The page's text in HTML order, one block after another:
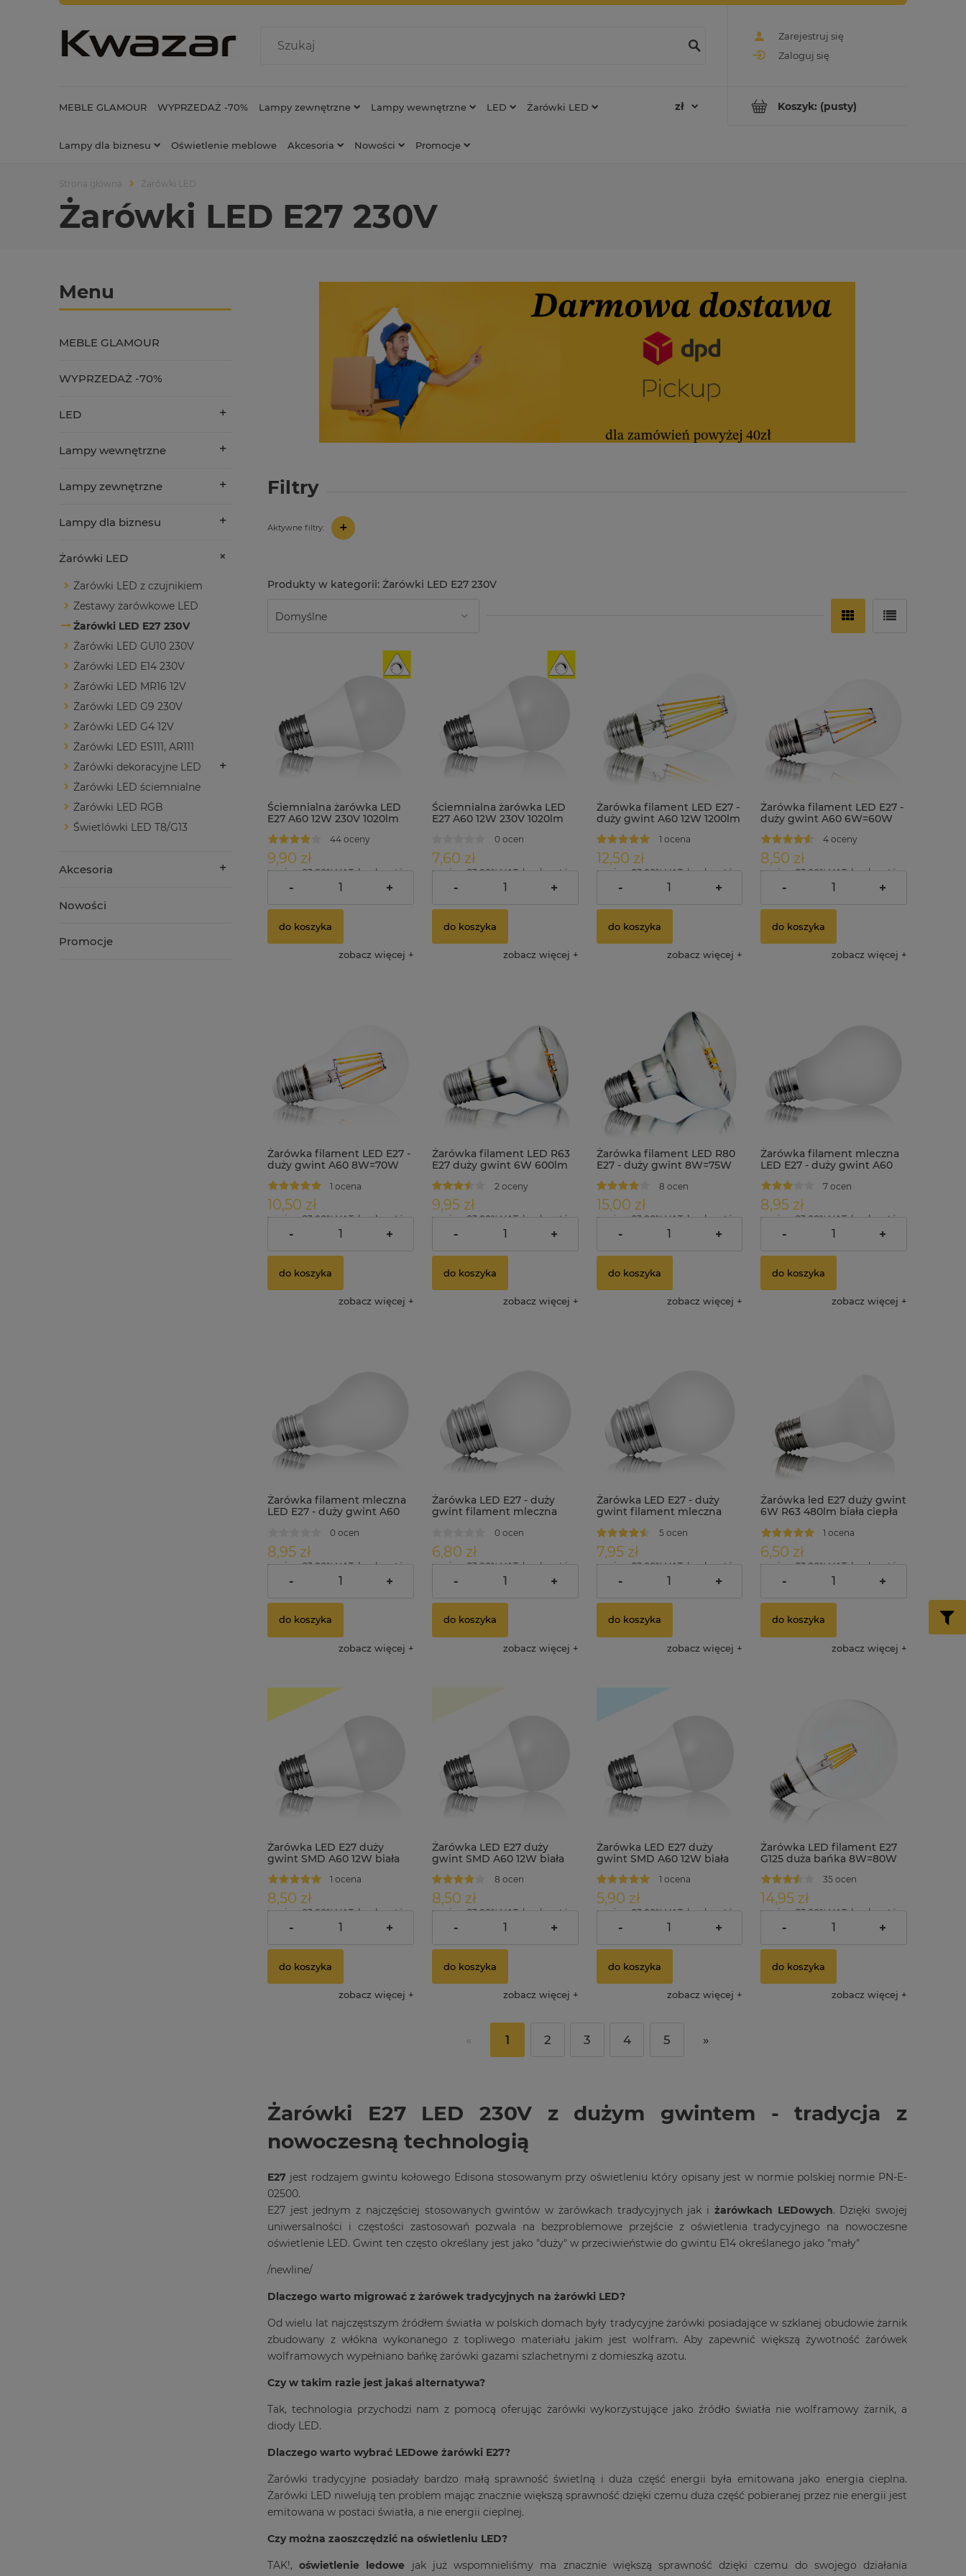
Zarejestruj się
Zaloguj się
Koszyk: (pusty)
MEBLE GLAMOUR WYPRZEDAŻ -70% Lampy zewnętrzne Lampy wewnętrzne LED Żarówki LED
Lampy dla biznesu Oświetlenie meblowe Akcesoria Nowości Promocje
Strona główna Żarówki LED
Żarówki LED E27 230V
Menu
MEBLE GLAMOUR
WYPRZEDAŻ -70%
LED
Lampy wewnętrzne
Lampy zewnętrzne
Lampy dla biznesu
Żarówki LED
Żarówki LED z czujnikiem
Zestawy żarówkowe LED
Żarówki LED E27 230V
Żarówki LED GU10 230V
Żarówki LED E14 230V
Żarówki LED MR16 12V
Żarówki LED G9 230V
Żarówki LED G4 12V
Żarówki LED ES111, AR111
Żarówki dekoracyjne LED
Żarówki LED ściemnialne
Żarówki LED RGB
Świetlówki LED T8/G13
Akcesoria
Nowości
Promocje
Filtry
Aktywne filtry: +
Żarówki LED E27 230V
Ściemnialna żarówka LED
E27 A60 12W 230V 1020lm
44 oceny
9,90 zł
zawiera 23.00% VAT, bez kosztów
dostawy
- +
do koszyka
zobacz więcej
Ściemnialna żarówka LED
E27 A60 12W 230V 1020lm
0 ocen
7,60 zł
zawiera 23.00% VAT, bez kosztów
dostawy
- +
do koszyka
zobacz więcej
Żarówka filament LED E27 -
duży gwint A60 12W 1200lm
1 ocena
12,50 zł
zawiera 23.00% VAT, bez kosztów
dostawy
- +
do koszyka
zobacz więcej
Żarówka filament LED E27 -
duży gwint A60 6W=60W
4 oceny
8,50 zł
zawiera 23.00% VAT, bez kosztów
dostawy
- +
do koszyka
zobacz więcej
Żarówka filament LED E27 -
duży gwint A60 8W=70W
1 ocena
10,50 zł
zawiera 23.00% VAT, bez kosztów
dostawy
- +
do koszyka
zobacz więcej
Żarówka filament LED R63
E27 duży gwint 6W 600lm
2 oceny
9,95 zł
zawiera 23.00% VAT, bez kosztów
dostawy
- +
do koszyka
zobacz więcej
Żarówka filament LED R80
E27 - duży gwint 8W=75W
8 ocen
15,00 zł
zawiera 23.00% VAT, bez kosztów
dostawy
- +
do koszyka
zobacz więcej
Żarówka filament mleczna
LED E27 - duży gwint A60
7 ocen
8,95 zł
zawiera 23.00% VAT, bez kosztów
dostawy
- +
do koszyka
zobacz więcej
Żarówka filament mleczna
LED E27 - duży gwint A60
0 ocen
8,95 zł
zawiera 23.00% VAT, bez kosztów
- +
do koszyka
zobacz więcej
Żarówka LED E27 - duży
gwint filament mleczna
0 ocen
6,80 zł
zawiera 23.00% VAT, bez kosztów
- +
do koszyka
zobacz więcej
Żarówka LED E27 - duży
gwint filament mleczna
5 ocen
7,95 zł
zawiera 23.00% VAT, bez kosztów
- +
do koszyka
zobacz więcej
Żarówka led E27 duży gwint
6W R63 480lm biała ciepła
1 ocena
6,50 zł
zawiera 23.00% VAT, bez kosztów
- +
do koszyka
zobacz więcej
Żarówka LED E27 duży
gwint SMD A60 12W biała
1 ocena
8,50 zł
zawiera 23.00% VAT, bez kosztów
dostawy
- +
do koszyka
zobacz więcej
Żarówka LED E27 duży
gwint SMD A60 12W biała
8 ocen
8,50 zł
zawiera 23.00% VAT, bez kosztów
dostawy
- +
do koszyka
zobacz więcej
Żarówka LED E27 duży
gwint SMD A60 12W biała
1 ocena
5,90 zł
zawiera 23.00% VAT, bez kosztów
dostawy
- +
do koszyka
zobacz więcej
Żarówka LED filament E27
G125 duża bańka 8W=80W
35 ocen
14,95 zł
zawiera 23.00% VAT, bez kosztów
dostawy
- +
do koszyka
zobacz więcej
« 1 2 3 4 5 »
Żarówki E27 LED 230V z dużym gwintem - tradycja z
nowoczesną technologią
E27 jest rodzajem gwintu kołowego Edisona stosowanym przy oświetleniu który opisany jest w normie polskiej normie PN-E-
02500.
E27 jest jednym z najczęściej stosowanych gwintów w żarówkach tradycyjnych jak i żarówkach LEDowych. Dzięki swojej
uniwersalności i częstości zastosowań pozwala na bezproblemowe przejście z oświetlenia tradycyjnego na nowoczesne
oświetlenie LED. Gwint ten często określany jest jako "duży" w przeciwieństwie do gwintu E14 określanego jako "mały"
/newline/
Dlaczego warto migrować z żarówek tradycyjnych na żarówki LED?
Od wielu lat najczęstszym źródłem światła w polskich domach były tradycyjne żarówki posiadające w szklanej obudowie żarnik
zbudowany z włókna wykonanego z topliwego materiału jakim jest wolfram. Aby zapewnić większą żywotność żarówek
wolframowych wypełniano bańkę żarówki gazami szlachetnymi z domieszką azotu.
Czy w takim razie jest jakaś alternatywa?
Tak, technologia przychodzi nam z pomocą oferując żarówki wykorzystujące jako źródło światła nie wolframowy żarnik, a
diody LED.
Dlaczego warto wybrać LEDowe żarówki E27?
Żarówki tradycyjne posiadały bardzo małą sprawność świetlną i duża część energii była emitowana jako energia cieplna.
Żarówki LED niwelują ten problem mając znacznie większą sprawność dzięki czemu duża część pobieranej przez nie energii jest
emitowana w postaci światła, a nie energii cieplnej.
Czy można zaoszczędzić na oświetleniu LED?
TAK!,oświetlenie ledowe jak już wspomnieliśmy ma znacznie większą sprawność dzięki czemu do swojego działania